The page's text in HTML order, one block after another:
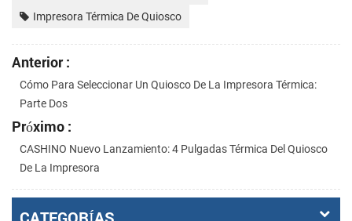
Impresora Térmica De Quiosco
Anterior :
Cómo Para Seleccionar Un Quiosco De La Impresora Térmica:
Parte Dos
Próximo :
CASHINO Nuevo Lanzamiento: 4 Pulgadas Térmica Del Quiosco
De La Impresora
CATEGORÍAS